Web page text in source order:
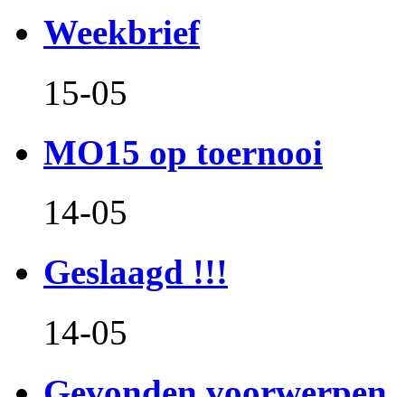
Weekbrief
15-05
MO15 op toernooi
14-05
Geslaagd !!!
14-05